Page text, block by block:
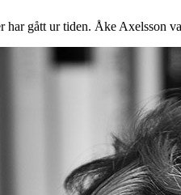
gått ur tiden. Åke Axelsson